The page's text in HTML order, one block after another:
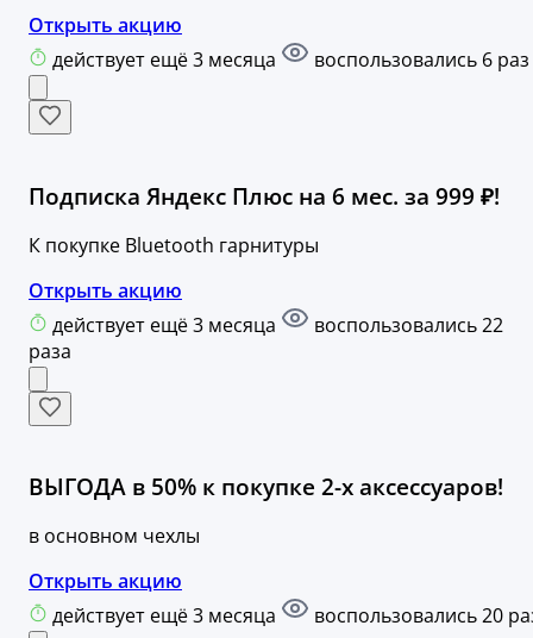
Открыть акцию
действует ещё 3 месяца
воспользовались 6 раз
Подписка Яндекс Плюс на 6 мес. за 999 ₽!
К покупке Bluetooth гарнитуры
Открыть акцию
действует ещё 3 месяца
воспользовались 22
раза
ВЫГОДА в 50% к покупке 2-х аксессуаров!
в основном чехлы
Открыть акцию
действует ещё 3 месяца
воспользовались 20